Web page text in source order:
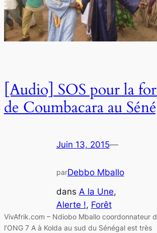
[Audio] SOS pour la
de Coumbacara au
Juin 13, 2015—
parDebbo Mballo
dans A la Une
Alerte !, Forêt
VivAfrik.com – Ndiobo Mballo coordonnateur
l’ONG 7 A à Kolda au sud du Sénégal est très